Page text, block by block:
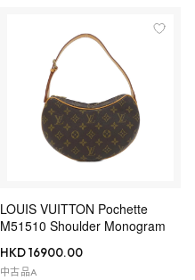
LOUIS VUITTON Pochette
M51510 Shoulder Monogram
HKD 16900.00
中古品A